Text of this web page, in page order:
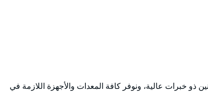
خبرات عالية، ونوفر كافة المعدات والأجهزة اللازمة في